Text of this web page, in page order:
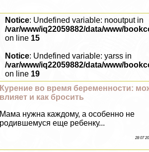
Notice: Undefined variable: nooutput in
/var/www/iq22059882/data/www/
on line 15
Notice: Undefined variable: yarss in
/var/www/iq22059882/data/www/
on line 19
Курение во время беременности:
влияет и как бросить
Мама нужна каждому, а особенно не
родившемуся еще ребенку...
28 07